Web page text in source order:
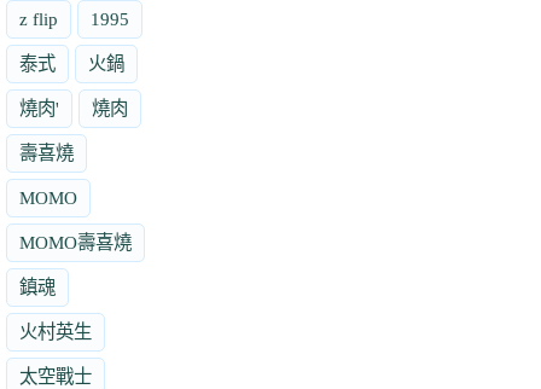
z flip 1995
泰式 火鍋
燒肉' 燒肉
壽喜燒
MOMO
MOMO壽喜燒
鎮魂
火村英生
太空戰士